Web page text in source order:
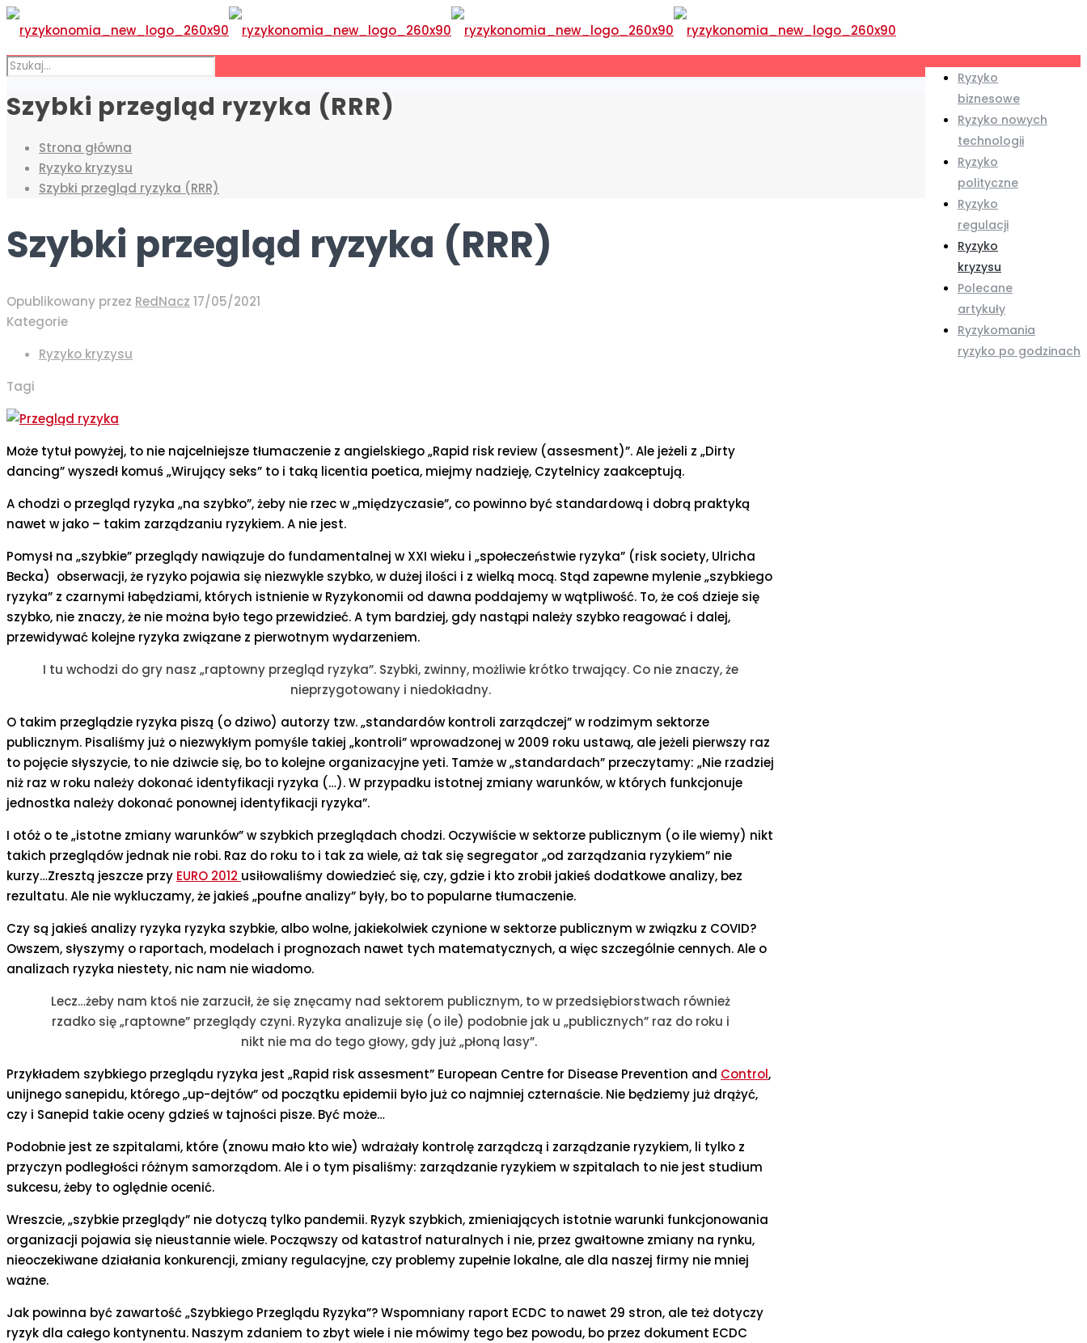
Ryzyko
biznesowe
Ryzyko nowych
technologii
Ryzyko
polityczne
Ryzyko
regulacji
Ryzyko
kryzysu
Polecane
artykuły
Ryzykomania
ryzyko po godzinach
Szybki przegląd ryzyka (RRR)
Strona główna
Ryzyko kryzysu
Szybki przegląd ryzyka (RRR)
Szybki przegląd ryzyka (RRR)
Opublikowany przez RedNacz 17/05/2021
Kategorie
Ryzyko kryzysu
Tagi
Może tytuł powyżej, to nie najcelniejsze tłumaczenie z angielskiego „Rapid risk review (assesment)”. Ale jeżeli z „Dirty
dancing” wyszedł komuś „Wirujący seks” to i taką licentia poetica, miejmy nadzieję, Czytelnicy zaakceptują.
A chodzi o przegląd ryzyka „na szybko”, żeby nie rzec w „międzyczasie”, co powinno być standardową i dobrą praktyką
nawet w jako – takim zarządzaniu ryzykiem. A nie jest.
Pomysł na „szybkie” przeglądy nawiązuje do fundamentalnej w XXI wieku i „społeczeństwie ryzyka” (risk society, Ulricha
Becka) obserwacji, że ryzyko pojawia się niezwykle szybko, w dużej ilości i z wielką mocą. Stąd zapewne mylenie „szybkiego
ryzyka” z czarnymi łabędziami, których istnienie w Ryzykonomii od dawna poddajemy w wątpliwość. To, że coś dzieje się
szybko, nie znaczy, że nie można było tego przewidzieć. A tym bardziej, gdy nastąpi należy szybko reagować i dalej,
przewidywać kolejne ryzyka związane z pierwotnym wydarzeniem.
I tu wchodzi do gry nasz „raptowny przegląd ryzyka”. Szybki, zwinny, możliwie krótko trwający. Co nie znaczy, że
nieprzygotowany i niedokładny.
O takim przeglądzie ryzyka piszą (o dziwo) autorzy tzw. „standardów kontroli zarządczej” w rodzimym sektorze
publicznym. Pisaliśmy już o niezwykłym pomyśle takiej „kontroli” wprowadzonej w 2009 roku ustawą, ale jeżeli pierwszy raz
to pojęcie słyszycie, to nie dziwcie się, bo to kolejne organizacyjne yeti. Tamże w „standardach” przeczytamy: „Nie rzadziej
niż raz w roku należy dokonać identyfikacji ryzyka (…). W przypadku istotnej zmiany warunków, w których funkcjonuje
jednostka należy dokonać ponownej identyfikacji ryzyka”.
I otóż o te „istotne zmiany warunków” w szybkich przeglądach chodzi. Oczywiście w sektorze publicznym (o ile wiemy) nikt
takich przeglądów jednak nie robi. Raz do roku to i tak za wiele, aż tak się segregator „od zarządzania ryzykiem” nie
kurzy…Zresztą jeszcze przy EURO 2012 usiłowaliśmy dowiedzieć się, czy, gdzie i kto zrobił jakieś dodatkowe analizy, bez
rezultatu. Ale nie wykluczamy, że jakieś „poufne analizy” były, bo to popularne tłumaczenie.
Czy są jakieś analizy ryzyka ryzyka szybkie, albo wolne, jakiekolwiek czynione w sektorze publicznym w związku z COVID?
Owszem, słyszymy o raportach, modelach i prognozach nawet tych matematycznych, a więc szczególnie cennych. Ale o
analizach ryzyka niestety, nic nam nie wiadomo.
Lecz…żeby nam ktoś nie zarzucił, że się znęcamy nad sektorem publicznym, to w przedsiębiorstwach również
rzadko się „raptowne” przeglądy czyni. Ryzyka analizuje się (o ile) podobnie jak u „publicznych” raz do roku i
nikt nie ma do tego głowy, gdy już „płoną lasy”.
Przykładem szybkiego przeglądu ryzyka jest „Rapid risk assesment” European Centre for Disease Prevention and Control,
unijnego sanepidu, którego „up-dejtów” od początku epidemii było już co najmniej czternaście. Nie będziemy już drążyć,
czy i Sanepid takie oceny gdzieś w tajności pisze. Być może…
Podobnie jest ze szpitalami, które (znowu mało kto wie) wdrażały kontrolę zarządczą i zarządzanie ryzykiem, li tylko z
przyczyn podległości różnym samorządom. Ale i o tym pisaliśmy: zarządzanie ryzykiem w szpitalach to nie jest studium
sukcesu, żeby to oględnie ocenić.
Wreszcie, „szybkie przeglądy” nie dotyczą tylko pandemii. Ryzyk szybkich, zmieniających istotnie warunki funkcjonowania
organizacji pojawia się nieustannie wiele. Począwszy od katastrof naturalnych i nie, przez gwałtowne zmiany na rynku,
nieoczekiwane działania konkurencji, zmiany regulacyjne, czy problemy zupełnie lokalne, ale dla naszej firmy nie mniej
ważne.
Jak powinna być zawartość „Szybkiego Przeglądu Ryzyka”? Wspomniany raport ECDC to nawet 29 stron, ale też dotyczy
ryzyk dla całego kontynentu. Naszym zdaniem to zbyt wiele i nie mówimy tego bez powodu, bo przez dokument ECDC